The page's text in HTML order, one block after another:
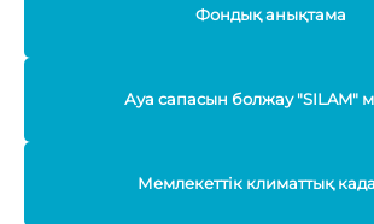
Фондық анықтама
Ауа сапасын болжау "SILAM"
Мемлекеттік климаттық